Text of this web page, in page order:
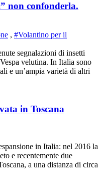
non confonderla.
, #Volantino per il
segnalazioni di insetti
velutina. In Italia sono
e un’ampia varietà di altri
in Toscana
in Italia: nel 2016 la
e recentemente due
a una distanza di circa